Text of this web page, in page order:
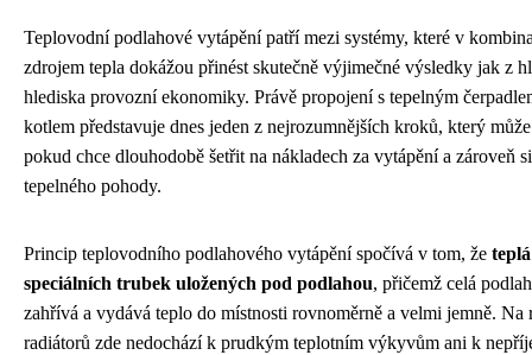
Teplovodní podlahové vytápění patří mezi systémy, které v
zdrojem tepla dokážou přinést skutečně výjimečné výsledky jak z
hlediska provozní ekonomiky. Právě propojení s tepelným
kotlem představuje dnes jeden z nejrozumnějších kroků, který
pokud chce dlouhodobě šetřit na nákladech za vytápění a zároveň
tepelného pohody.
Princip teplovodního podlahového vytápění spočívá v tom, že
speciálních trubek uložených pod podlahou, přičemž celá
zahřívá a vydává teplo do místnosti rovnoměrně a velmi jemně.
radiátorů zde nedochází k prudkým teplotním výkyvům ani k